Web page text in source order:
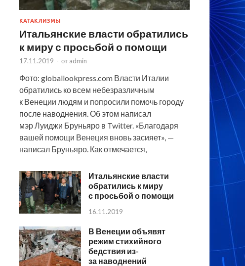
КАТАКЛИЗМЫ
Итальянские власти обратились
к миру с просьбой о помощи
17.11.2019 - от admin
Фото: globallookpress.com Власти Италии
обратились ко всем небезразличным
к Венеции людям и попросили помочь городу
после наводнения. Об этом написал
мэр Луиджи Бруньяро в Twitter. «Благодаря
вашей помощи Венеция вновь засияет», —
написал Бруньяро. Как отмечается,
Итальянские власти
обратились к миру
с просьбой о помощи
16.11.2019
В Венеции объявят
режим стихийного
бедствия из-
за наводнений